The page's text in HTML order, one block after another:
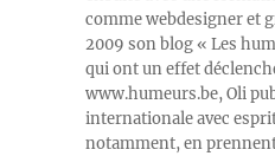
comme webdesigner et
2009 son blog « Les
qui ont un effet
www.humeurs.be, Oli
internationale avec
notamment, en